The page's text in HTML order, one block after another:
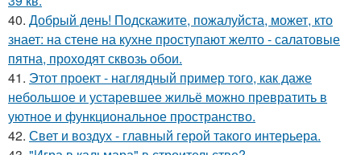
40. Добрый день! Подскажите, пожалуйста, может, кто
знает: на стене на кухне проступают желто - салатовые
пятна, проходят сквозь обои.
41. Этот проект - наглядный пример того, как даже
небольшое и устаревшее жильё можно превратить в
уютное и функциональное пространство.
42. Свет и воздух - главный герой такого интерьера.